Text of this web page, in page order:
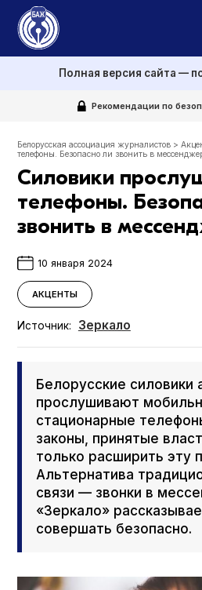
Полная версия сайта —
Рекомендации по
Белорусская ассоциация журналистов >
телефоны. Безопасно ли звонить в
Силовики
телефоны.
звонить в
10 января 2024
АКЦЕНТЫ
Источник: Зеркало
Белорусские силовики
прослушивают
стационарные
законы, принятые
только расширить эту
Альтернатива
связи — звонки в
«Зеркало»
совершать безопасно.